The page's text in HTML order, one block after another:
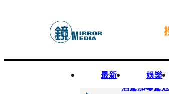
最新 娛樂
快訊
酒駕加毒駕